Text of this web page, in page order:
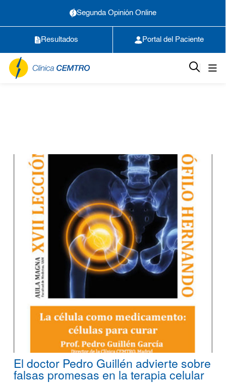
Segunda Opinión Online
Resultados Portal del Paciente
El doctor Pedro Guillén advierte sobre
falsas promesas en la terapia celular